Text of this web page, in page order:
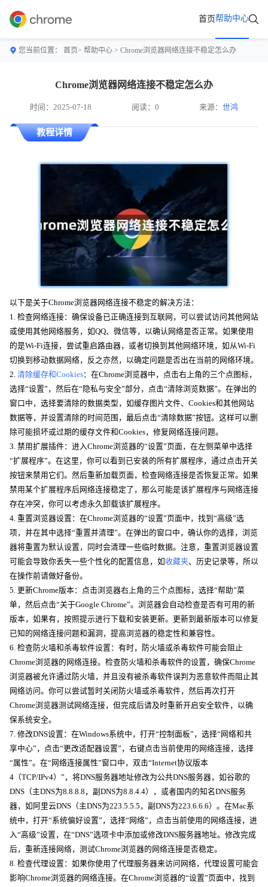
首页帮助中心
您当前位置： 首页> 帮助中心 > Chrome浏览器网络连接不稳定怎么办
Chrome浏览器网络连接不稳定怎么办
时间：2025-07-18 阅读：0 来源：世鸿
教程详情
以下是关于Chrome浏览器网络连接不稳定的解决方法：
1. 检查网络连接：确保设备已正确连接到互联网，可以尝试访问其他网站
或使用其他网络服务，如QQ、微信等，以确认网络是否正常。如果使用
的是Wi-Fi连接，尝试重启路由器，或者切换到其他网络环境，如从Wi-Fi
切换到移动数据网络，反之亦然，以确定问题是否出在当前的网络环境。
2. 清除缓存和Cookies：在Chrome浏览器中，点击右上角的三个点图标，
选择“设置”，然后在“隐私与安全”部分，点击“清除浏览数据”。在弹出的
窗口中，选择要清除的数据类型，如缓存图片文件、Cookies和其他网站
数据等，并设置清除的时间范围，最后点击“清除数据”按钮。这样可以删
除可能损坏或过期的缓存文件和Cookies，修复网络连接问题。
3. 禁用扩展插件：进入Chrome浏览器的“设置”页面，在左侧菜单中选择
“扩展程序”。在这里，你可以看到已安装的所有扩展程序，通过点击开关
按钮来禁用它们。然后重新加载页面，检查网络连接是否恢复正常。如果
禁用某个扩展程序后网络连接稳定了，那么可能是该扩展程序与网络连接
存在冲突，你可以考虑永久卸载该扩展程序。
4. 重置浏览器设置：在Chrome浏览器的“设置”页面中，找到“高级”选
项，并在其中选择“重置并清理”。在弹出的窗口中，确认你的选择，浏览
器将重置为默认设置，同时会清理一些临时数据。注意，重置浏览器设置
可能会导致你丢失一些个性化的配置信息，如 收藏夹、历史记录等，所以
在操作前请做好备份。
5. 更新Chrome版本：点击浏览器右上角的三个点图标，选择“帮助”菜
单，然后点击“关于Google Chrome”。浏览器会自动检查是否有可用的新
版本，如果有，按照提示进行下载和安装更新。更新到最新版本可以修复
已知的网络连接问题和漏洞，提高浏览器的稳定性和兼容性。
6. 检查防火墙和杀毒软件设置：有时，防火墙或杀毒软件可能会阻止
Chrome浏览器的网络连接。检查防火墙和杀毒软件的设置，确保Chrome
浏览器被允许通过防火墙，并且没有被杀毒软件误判为恶意软件而阻止其
网络访问。你可以尝试暂时关闭防火墙或杀毒软件，然后再次打开
Chrome浏览器测试网络连接，但完成后请及时重新开启安全软件，以确
保系统安全。
7. 修改DNS设置：在Windows系统中，打开“控制面板”，选择“网络和共
享中心”，点击“更改适配器设置”，右键点击当前使用的网络连接，选择
“属性”。在“网络连接属性”窗口中，双击“Internet协议版本
4（TCP/IPv4）”，将DNS服务器地址修改为公共DNS服务器，如谷歌的
DNS（主DNS为8.8.8.8，副DNS为8.8.4.4），或者国内的知名DNS服务
器，如阿里云DNS（主DNS为223.5.5.5，副DNS为223.6.6.6）。在Mac系
统中，打开“系统偏好设置”，选择“网络”，点击当前使用的网络连接，进
入“高级”设置，在“DNS”选项卡中添加或修改DNS服务器地址。修改完成
后，重新连接网络，测试Chrome浏览器的网络连接是否稳定。
8. 检查代理设置：如果你使用了代理服务器来访问网络，代理设置可能会
影响Chrome浏览器的网络连接。在Chrome浏览器的“设置”页面中，找到